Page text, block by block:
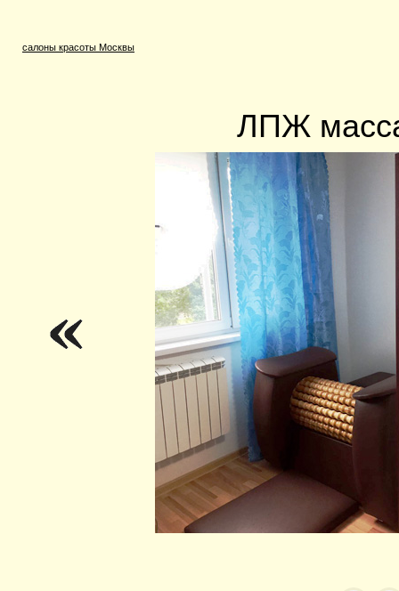
салоны красоты Москвы
ЛПЖ